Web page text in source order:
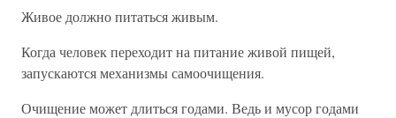
Живое должно питаться живым.
Когда человек переходит на питание живой пищей,
запускаются механизмы самоочищения.
Очищение может длиться годами. Ведь и мусор годами